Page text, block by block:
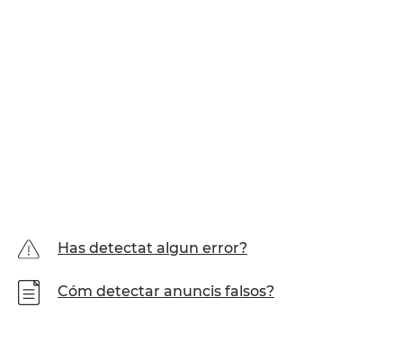
Has detectat algun error?
Cóm detectar anuncis falsos?